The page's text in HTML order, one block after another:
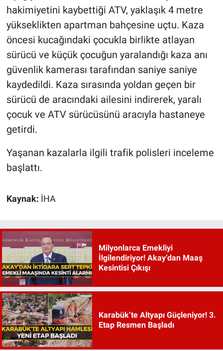
hakimiyetini kaybettiği ATV, yaklaşık 4 metre
yükseklikten apartman bahçesine uçtu. Kaza
öncesi kucağındaki çocukla birlikte atlayan
sürücü ve küçük çocuğun yaralandığı kaza anı
güvenlik kamerası tarafından saniye saniye
kaydedildi. Kaza sırasında yoldan geçen bir
sürücü de aracındaki ailesini indirerek, yaralı
çocuk ve ATV sürücüsünü aracıyla hastaneye
getirdi.
Yaşanan kazalarla ilgili trafik polisleri inceleme
başlattı.
Kaynak: İHA
Milyonlarca Emekliyi
İlgilendiriyor! Akay’dan Maaş
Kesintisi Çıkışı
Karabük’te Altyapı Güçleniyor! 3.
Etap Resmen Başladı